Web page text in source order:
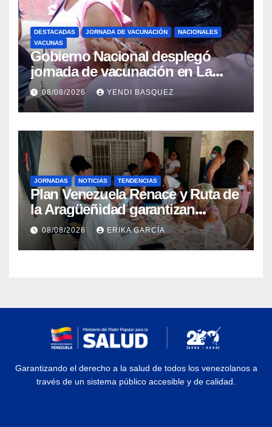
DESTACADAS JORNADA DE VACUNACIÓN
NACIONALES
VACUNAS
Gobierno Nacional desplegó
jornada de vacunación en La
Guaira para garantizar protección
epidemiológica
08/08/2026 YENDI BASQUEZ
JORNADAS NOTICIAS TENDENCIAS
Plan Venezuela Renace y Ruta de
la Aragüeñidad garantizan
atención médica integral en
Aragua
08/08/2026 ERIKA GARCÍA
Garantizando el derecho a la salud de todos los venezolanos a
través de un sistema público accesible y de calidad.